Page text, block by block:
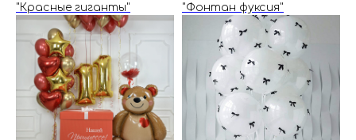
"Красные гиганты"
"Фонтан фуксия"